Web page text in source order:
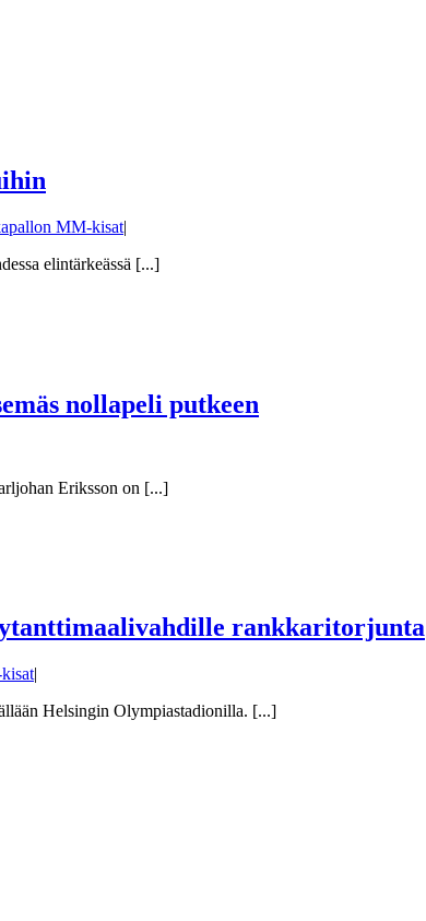
MM-kisat|
elintärkeässä [...]
nollapeli putkeen
Eriksson on [...]
rankkaritorjunta
|
Helsingin Olympiastadionilla. [...]